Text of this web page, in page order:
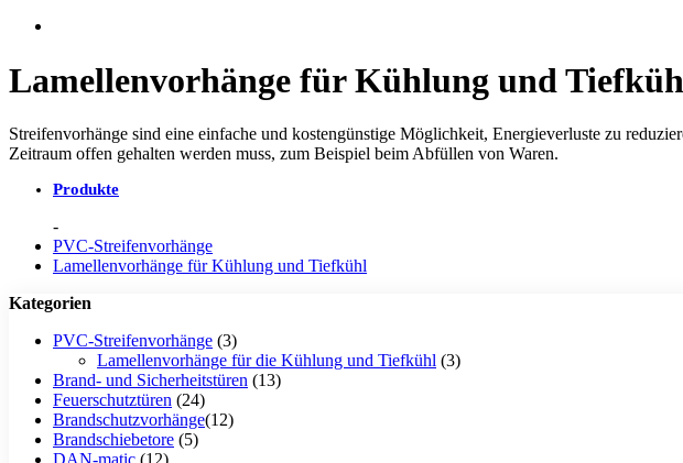
Lamellenvorhänge für Kühlung und
Streifenvorhänge sind eine einfache und kostengünstige Möglichkeit, Energieverluste zu
Zeitraum offen gehalten werden muss, zum Beispiel beim Abfüllen von Waren.
Produkte
PVC-Streifenvorhänge
Lamellenvorhänge für Kühlung und Tiefkühl
Kategorien
PVC-Streifenvorhänge (3)
Lamellenvorhänge für die Kühlung und Tiefkühl (3)
Brand- und Sicherheitstüren (13)
Feuerschutztüren (24)
Brandschutzvorhänge(12)
Brandschiebetore (5)